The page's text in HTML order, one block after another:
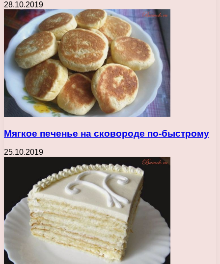
28.10.2019
Мягкое печенье на сковороде по-быстрому
25.10.2019